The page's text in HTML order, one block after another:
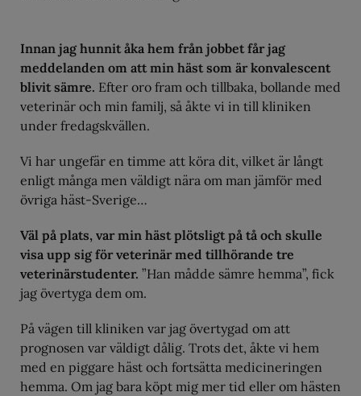
Innan jag hunnit åka hem från jobbet får jag
meddelanden om att min häst som är konvalescent
blivit sämre. Efter oro fram och tillbaka, bollande med
veterinär och min familj, så åkte vi in till kliniken
under fredagskvällen.
Vi har ungefär en timme att köra dit, vilket är långt
enligt många men väldigt nära om man jämför med
övriga häst-Sverige…
Väl på plats, var min häst plötsligt på tå och skulle
visa upp sig för veterinär med tillhörande tre
veterinärstudenter. ”Han mådde sämre hemma”, fick
jag övertyga dem om.
På vägen till kliniken var jag övertygad om att
prognosen var väldigt dålig. Trots det, åkte vi hem
med en piggare häst och fortsätta medicineringen
hemma. Om jag bara köpt mig mer tid eller om hästen